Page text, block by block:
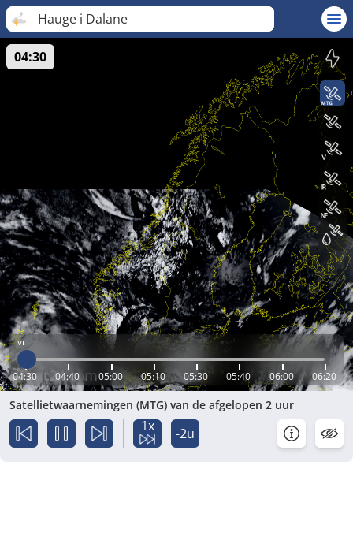
Hauge i Dalane
vr
04:30 04:40 05:00 05:10 05:30 05:40 06:00 06:20
04:30
Satellietwaarnemingen (MTG) van de afgelopen 2 uur
1x -2u